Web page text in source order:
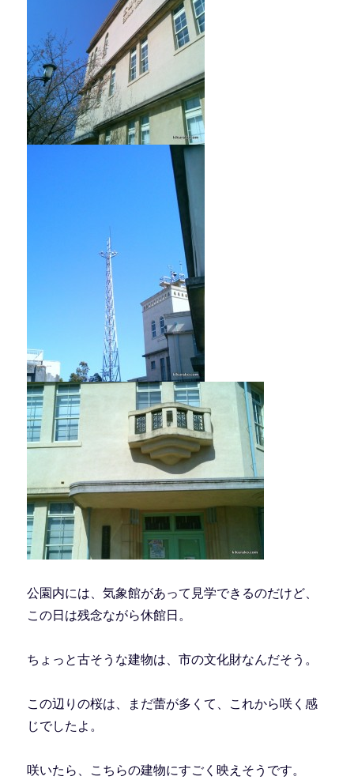
公園内には、気象館があって見学できるのだけど、
この日は残念ながら休館日。
ちょっと古そうな建物は、市の文化財なんだそう。
この辺りの桜は、まだ蕾が多くて、これから咲く感
じでしたよ。
咲いたら、こちらの建物にすごく映えそうです。